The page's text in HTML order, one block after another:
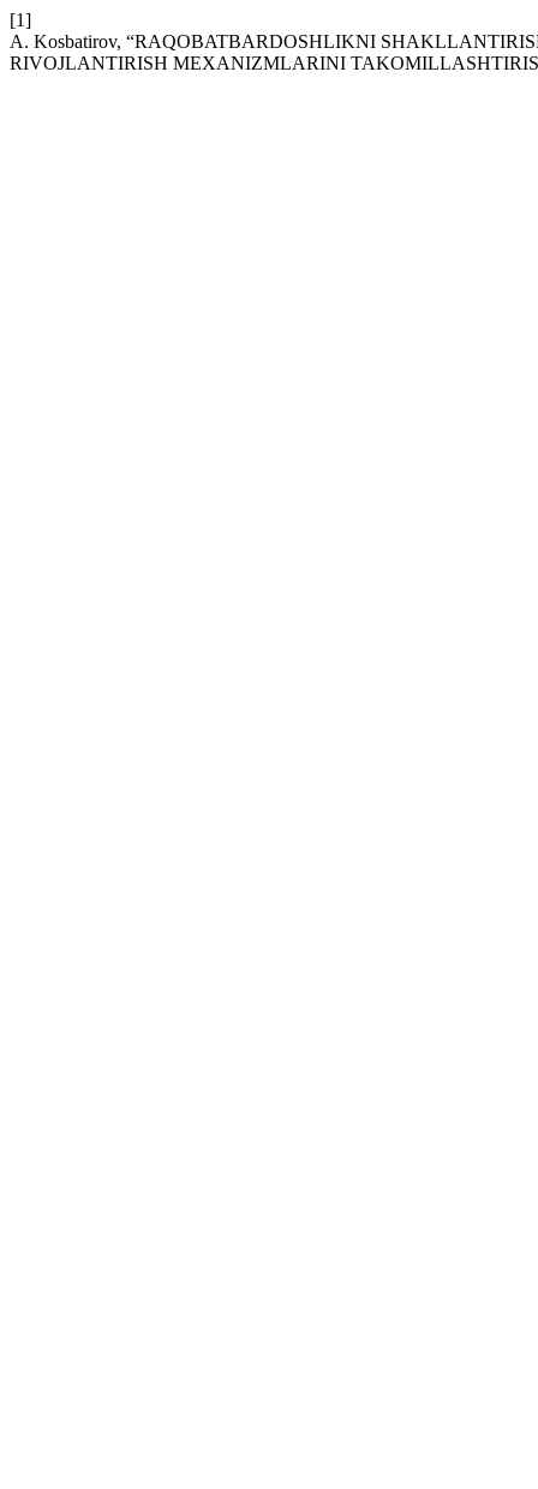
[1]
A. Kosbatirov, “RAQOBATBARDOSHLIKNI
RIVOJLANTIRISH MEXANIZMLARINI